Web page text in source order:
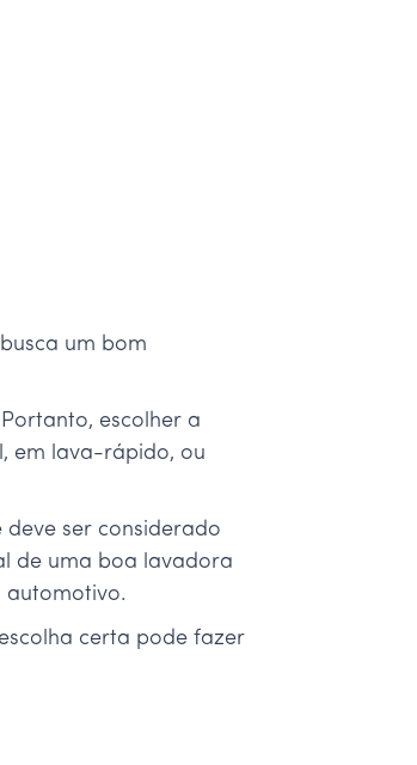
um bom
escolher a
em lava-rápido, ou
ser considerado
de uma boa lavadora
automotivo.
certa pode fazer